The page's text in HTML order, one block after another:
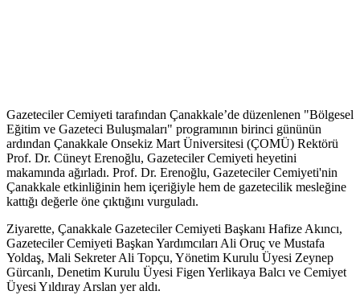
Gazeteciler Cemiyeti tarafından Çanakkale’de düzenlenen "Bölgesel
Eğitim ve Gazeteci Buluşmaları" programının birinci gününün
ardından Çanakkale Onsekiz Mart Üniversitesi (ÇOMÜ) Rektörü
Prof. Dr. Cüneyt Erenoğlu, Gazeteciler Cemiyeti heyetini
makamında ağırladı. Prof. Dr. Erenoğlu, Gazeteciler Cemiyeti'nin
Çanakkale etkinliğinin hem içeriğiyle hem de gazetecilik mesleğine
kattığı değerle öne çıktığını vurguladı.
Ziyarette, Çanakkale Gazeteciler Cemiyeti Başkanı Hafize Akıncı,
Gazeteciler Cemiyeti Başkan Yardımcıları Ali Oruç ve Mustafa
Yoldaş, Mali Sekreter Ali Topçu, Yönetim Kurulu Üyesi Zeynep
Gürcanlı, Denetim Kurulu Üyesi Figen Yerlikaya Balcı ve Cemiyet
Üyesi Yıldıray Arslan yer aldı.